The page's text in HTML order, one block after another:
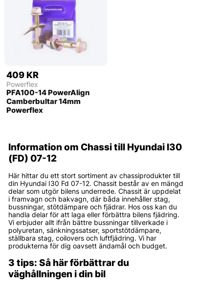
409 KR
Powerflex
PFA100-14 PowerAlign
Camberbultar 14mm
Powerflex
Information om Chassi till Hyundai I30
(FD) 07-12
Här hittar du ett stort sortiment av chassiprodukter till
din Hyundai I30 Fd 07-12. Chassit består av en mängd
delar som utgör bilens underrede. Chassit är uppdelat
i framvagn och bakvagn, där båda innehåller stag,
bussningar, stötdämpare och fjädrar. Hos oss kan du
handla delar för att laga eller förbättra bilens fjädring.
Vi erbjuder allt ifrån bättre bussningar tillverkade i
polyuretan, sänkningssatser, sportstötdämpare,
ställbara stag, coilovers och luftfjädring. Vi har
produkterna för dig oavsett ändamål och budget.
3 tips: Så här förbättrar du
väghållningen i din bil